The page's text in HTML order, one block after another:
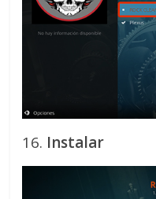
16. Instalar